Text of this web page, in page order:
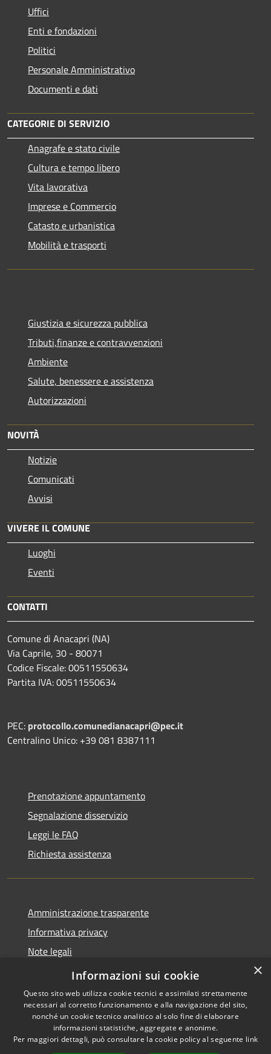
Uffici
Enti e fondazioni
Politici
Personale Amministrativo
Documenti e dati
CATEGORIE DI SERVIZIO
Anagrafe e stato civile
Cultura e tempo libero
Vita lavorativa
Imprese e Commercio
Catasto e urbanistica
Mobilità e trasporti
Giustizia e sicurezza pubblica
Tributi,finanze e contravvenzioni
Ambiente
Salute, benessere e assistenza
Autorizzazioni
NOVITÀ
Notizie
Comunicati
Avvisi
VIVERE IL COMUNE
Luoghi
Eventi
CONTATTI
Comune di Anacapri (NA)
Via Caprile, 30 - 80071
Codice Fiscale: 00511550634
Partita IVA: 00511550634
PEC: protocollo.comunedianacapri@pec.it
Centralino Unico: +39 081 8387111
Prenotazione appuntamento
Segnalazione disservizio
Leggi le FAQ
Richiesta assistenza
Amministrazione trasparente
Informativa privacy
Note legali
Dichiarazione di accessibilità
Accessibilità
Copyright © 2026 • Comune di
Anacapri • Powered by
×
Informazioni sui cookie
Questo sito web utilizza cookie tecnici e assimilati strettamente
necessari al corretto funzionamento e alla navigazione del sito,
nonché un cookie tecnico analitico al solo fine di elaborare
informazioni statistiche, aggregate e anonime.
Per maggiori dettagli, può consultare la cookie policy al seguente link